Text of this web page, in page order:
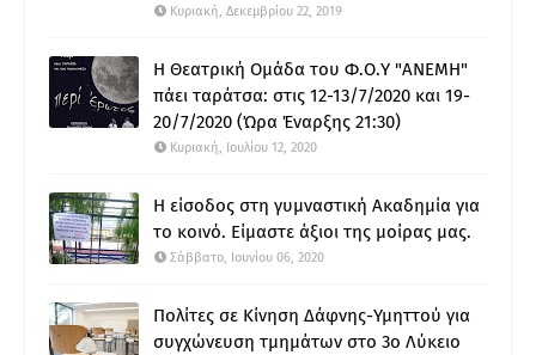
Κυριακή, Δεκεμβρίου 22, 2019
Η Θεατρική Ομάδα του Φ.Ο.Υ "ΑΝΕΜΗ"
πάει ταράτσα: στις 12-13/7/2020 και 19-
20/7/2020 (Ώρα Έναρξης 21:30)
Κυριακή, Ιουλίου 12, 2020
Η είσοδος στη γυμναστική Ακαδημία για
το κοινό. Είμαστε άξιοι της μοίρας μας.
Σάββατο, Ιουνίου 06, 2020
Πολίτες σε Κίνηση Δάφνης-Υμηττού για
συγχώνευση τμημάτων στο 3ο Λύκειο